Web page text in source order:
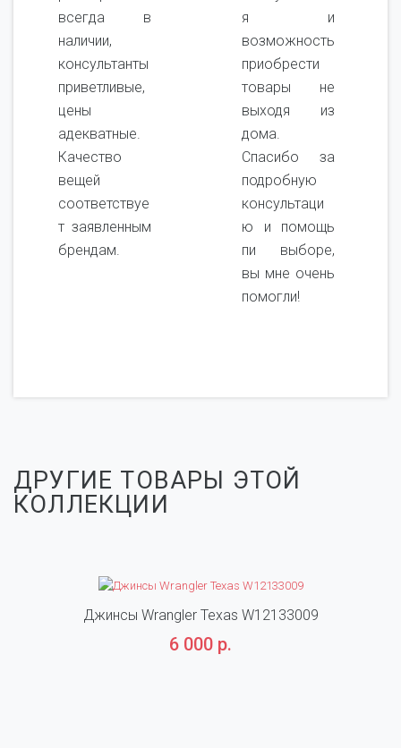
всегда в
наличии,
консультанты
приветливые,
цены
адекватные.
Качество
вещей
соответствуе
т заявленным
брендам.
я и
возможность
приобрести
товары не
выходя из
дома.
Спасибо за
подробную
консультаци
ю и помощь
пи выборе,
вы мне очень
помогли!
ДРУГИЕ ТОВАРЫ ЭТОЙ
КОЛЛЕКЦИИ
Джинсы Wrangler Texas W12133009
6 000 р.